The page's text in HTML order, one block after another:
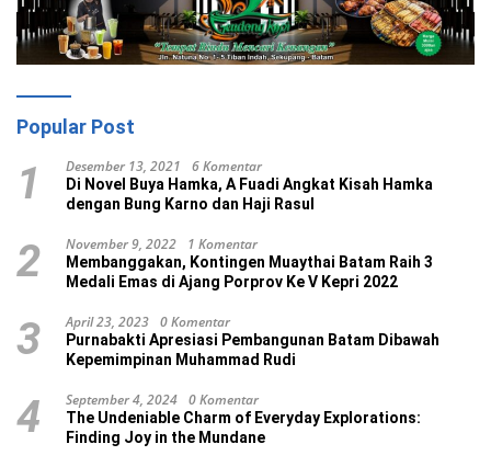
Popular Post
1 Desember 13, 2021 6 Komentar
Di Novel Buya Hamka, A Fuadi Angkat Kisah Hamka
dengan Bung Karno dan Haji Rasul
2 November 9, 2022 1 Komentar
Membanggakan, Kontingen Muaythai Batam Raih 3
Medali Emas di Ajang Porprov Ke V Kepri 2022
3 April 23, 2023 0 Komentar
Purnabakti Apresiasi Pembangunan Batam Dibawah
Kepemimpinan Muhammad Rudi
4 September 4, 2024 0 Komentar
The Undeniable Charm of Everyday Explorations:
Finding Joy in the Mundane